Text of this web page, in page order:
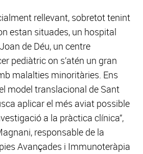
rellevant, sobretot tenint
estan situades, un hospital
de Déu, un centre
pediàtric on s’atén un gran
malalties minoritàries. Ens
model translacional de Sant
aplicar el més aviat possible
a la pràctica clínica”,
responsable de la
Avançades i Immunoteràpia